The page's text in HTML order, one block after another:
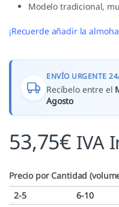
Modelo tradicional,
¡Recuerde añadir la
ENVÍO URGENTE
Recíbelo entre el
Agosto
53,75€ IVA
Precio por Cantidad
2-5
6-10